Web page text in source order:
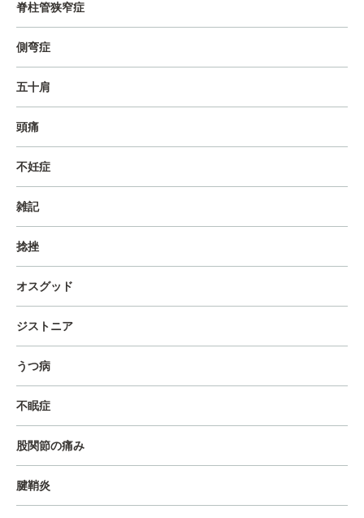
脊柱管狭窄症
側弯症
五十肩
頭痛
不妊症
雑記
捻挫
オスグッド
ジストニア
うつ病
不眠症
股関節の痛み
腱鞘炎